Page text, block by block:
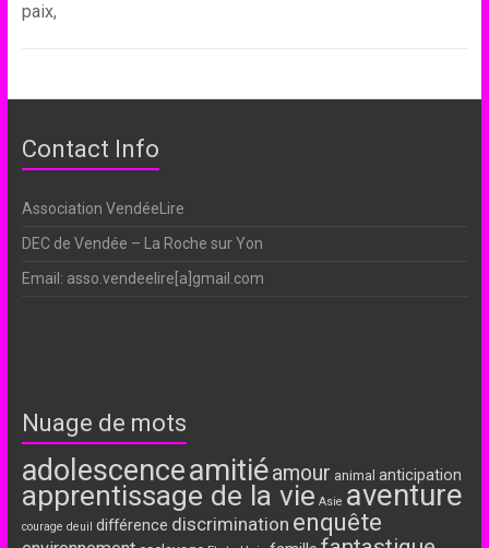
paix,
Contact Info
Association VendéeLire
DEC de Vendée – La Roche sur Yon
Email: asso.vendeelire[a]gmail.com
Nuage de mots
adolescenceamitiéamour animal anticipation
apprentissage de la vie Asie aventure
courage deuil différence discrimination enquête